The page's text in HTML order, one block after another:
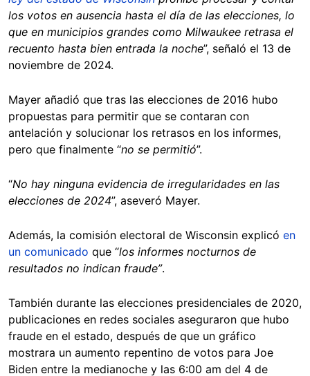
los votos en ausencia hasta el día de las elecciones, lo
que en municipios grandes como Milwaukee retrasa el
recuento hasta bien entrada la noche”, señaló el 13 de
noviembre de 2024.
Mayer añadió que tras las elecciones de 2016 hubo
propuestas para permitir que se contaran con
antelación y solucionar los retrasos en los informes,
pero que finalmente “no se permitió”.
“No hay ninguna evidencia de irregularidades en las
elecciones de 2024”, aseveró Mayer.
Además, la comisión electoral de Wisconsin explicó en
un comunicado que “los informes nocturnos de
resultados no indican fraude”.
También durante las elecciones presidenciales de 2020,
publicaciones en redes sociales aseguraron que hubo
fraude en el estado, después de que un gráfico
mostrara un aumento repentino de votos para Joe
Biden entre la medianoche y las 6:00 am del 4 de